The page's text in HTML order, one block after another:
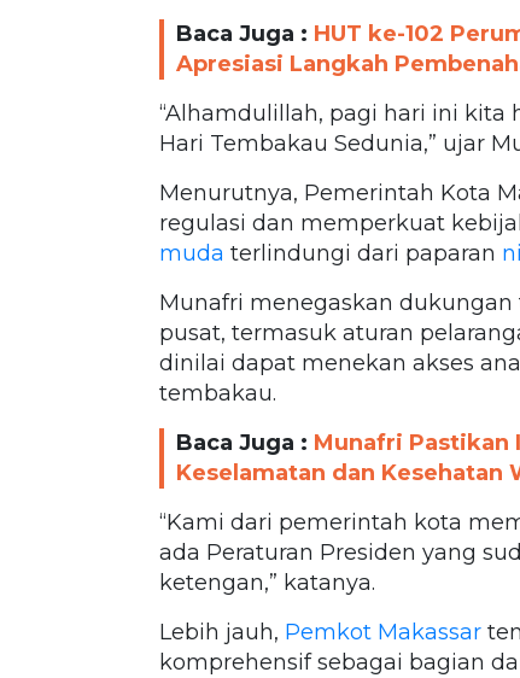
Baca Juga : HUT ke-102
Apresiasi Langkah
“Alhamdulillah, pagi hari ini
Hari Tembakau Sedunia,” ujar
Menurutnya, Pemerintah Kota
regulasi dan memperkuat
muda terlindungi dari paparan
Munafri menegaskan
pusat, termasuk aturan
dinilai dapat menekan akses
tembakau.
Baca Juga : Munafri Pastikan
Keselamatan dan Kesehatan
“Kami dari pemerintah kota
ada Peraturan Presiden yang
ketengan,” katanya.
Lebih jauh, Pemkot Makassar
komprehensif sebagai bagian